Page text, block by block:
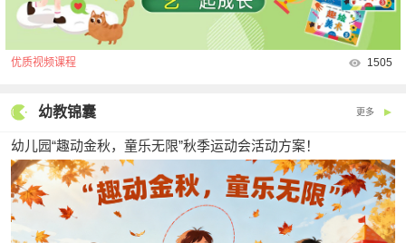
优质视频课程 1505
幼教锦囊 更多
幼儿园“趣动金秋，童乐无限”秋季运动会活动方案！